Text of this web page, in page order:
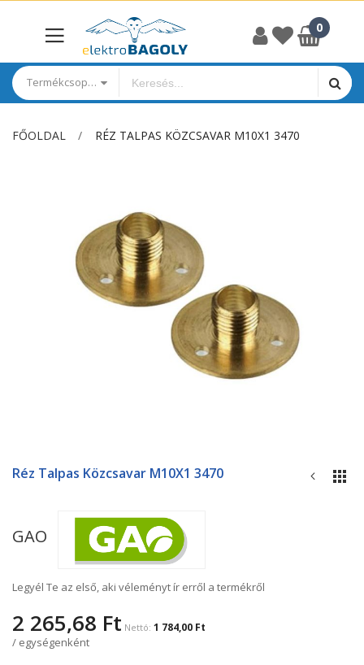
Termékcsoportok
FŐOLDAL RÉZ TALPAS KÖZCSAVAR M10X1 3470
a
Réz Talpas Közcsavar M10X1 3470
GAO
Legyél Te az első, aki véleményt ír erről a termékről
2 265,68 Ft 1 784,00 Ft
/ egységenként